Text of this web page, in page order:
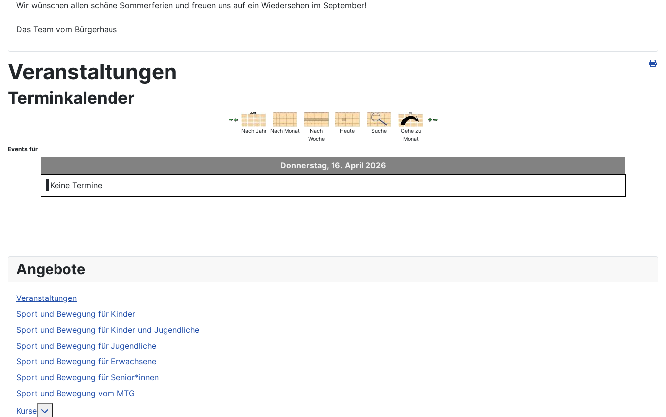
Wir wünschen allen schöne Sommerferien und freuen uns auf ein Wiedersehen im September!
Das Team vom Bürgerhaus
Veranstaltungen
Terminkalender
Nach Jahr Nach Monat
Nach
Woche
Heute Suche
Gehe zu
Monat
Events für
Donnerstag, 16. April 2026
Keine Termine
Angebote
Veranstaltungen
Sport und Bewegung für Kinder
Sport und Bewegung für Kinder und Jugendliche
Sport und Bewegung für Jugendliche
Sport und Bewegung für Erwachsene
Sport und Bewegung für Senior*innen
Sport und Bewegung vom MTG
Kurse